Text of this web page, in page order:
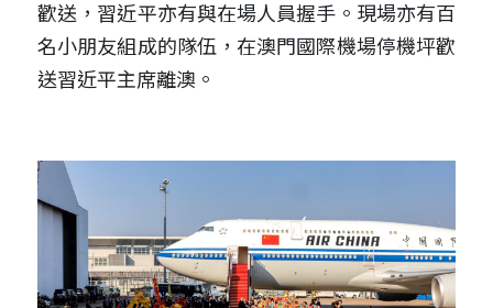
歡送，習近平亦有與在場人員握手。現場亦有百
名小朋友組成的隊伍，在澳門國際機場停機坪歡
送習近平主席離澳。